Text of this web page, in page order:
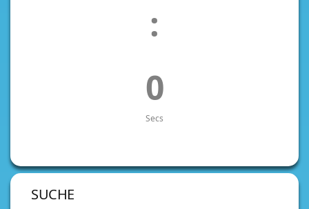
:
0
Secs
SUCHE